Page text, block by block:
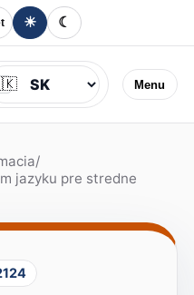
☀ ☾
Menu
Jazyk
/
jazyku pre stredne